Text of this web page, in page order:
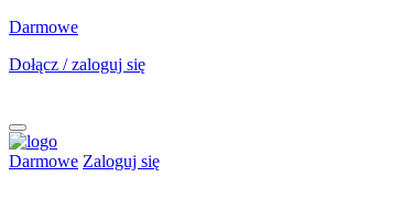
Darmowe
Dołącz / zaloguj się
Darmowe Zaloguj się